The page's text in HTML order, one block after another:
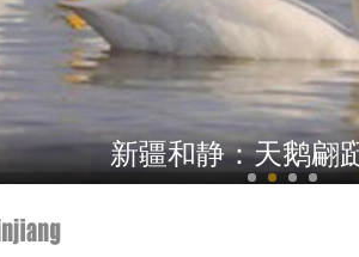
实拍雪后壮美的新疆
新疆和静：天鹅翩